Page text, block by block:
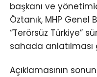
başkanı ve
Öztanık, MHP Genel
“Terörsüz Türkiye”
sahada
Açıklamasının